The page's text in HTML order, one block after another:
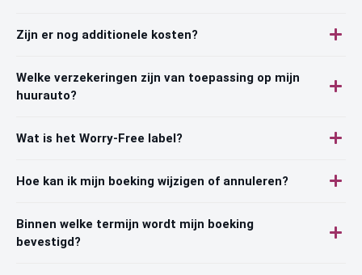
Zijn er nog additionele kosten?
Welke verzekeringen zijn van toepassing op mijn
huurauto?
Wat is het Worry-Free label?
Hoe kan ik mijn boeking wijzigen of annuleren?
Binnen welke termijn wordt mijn boeking
bevestigd?